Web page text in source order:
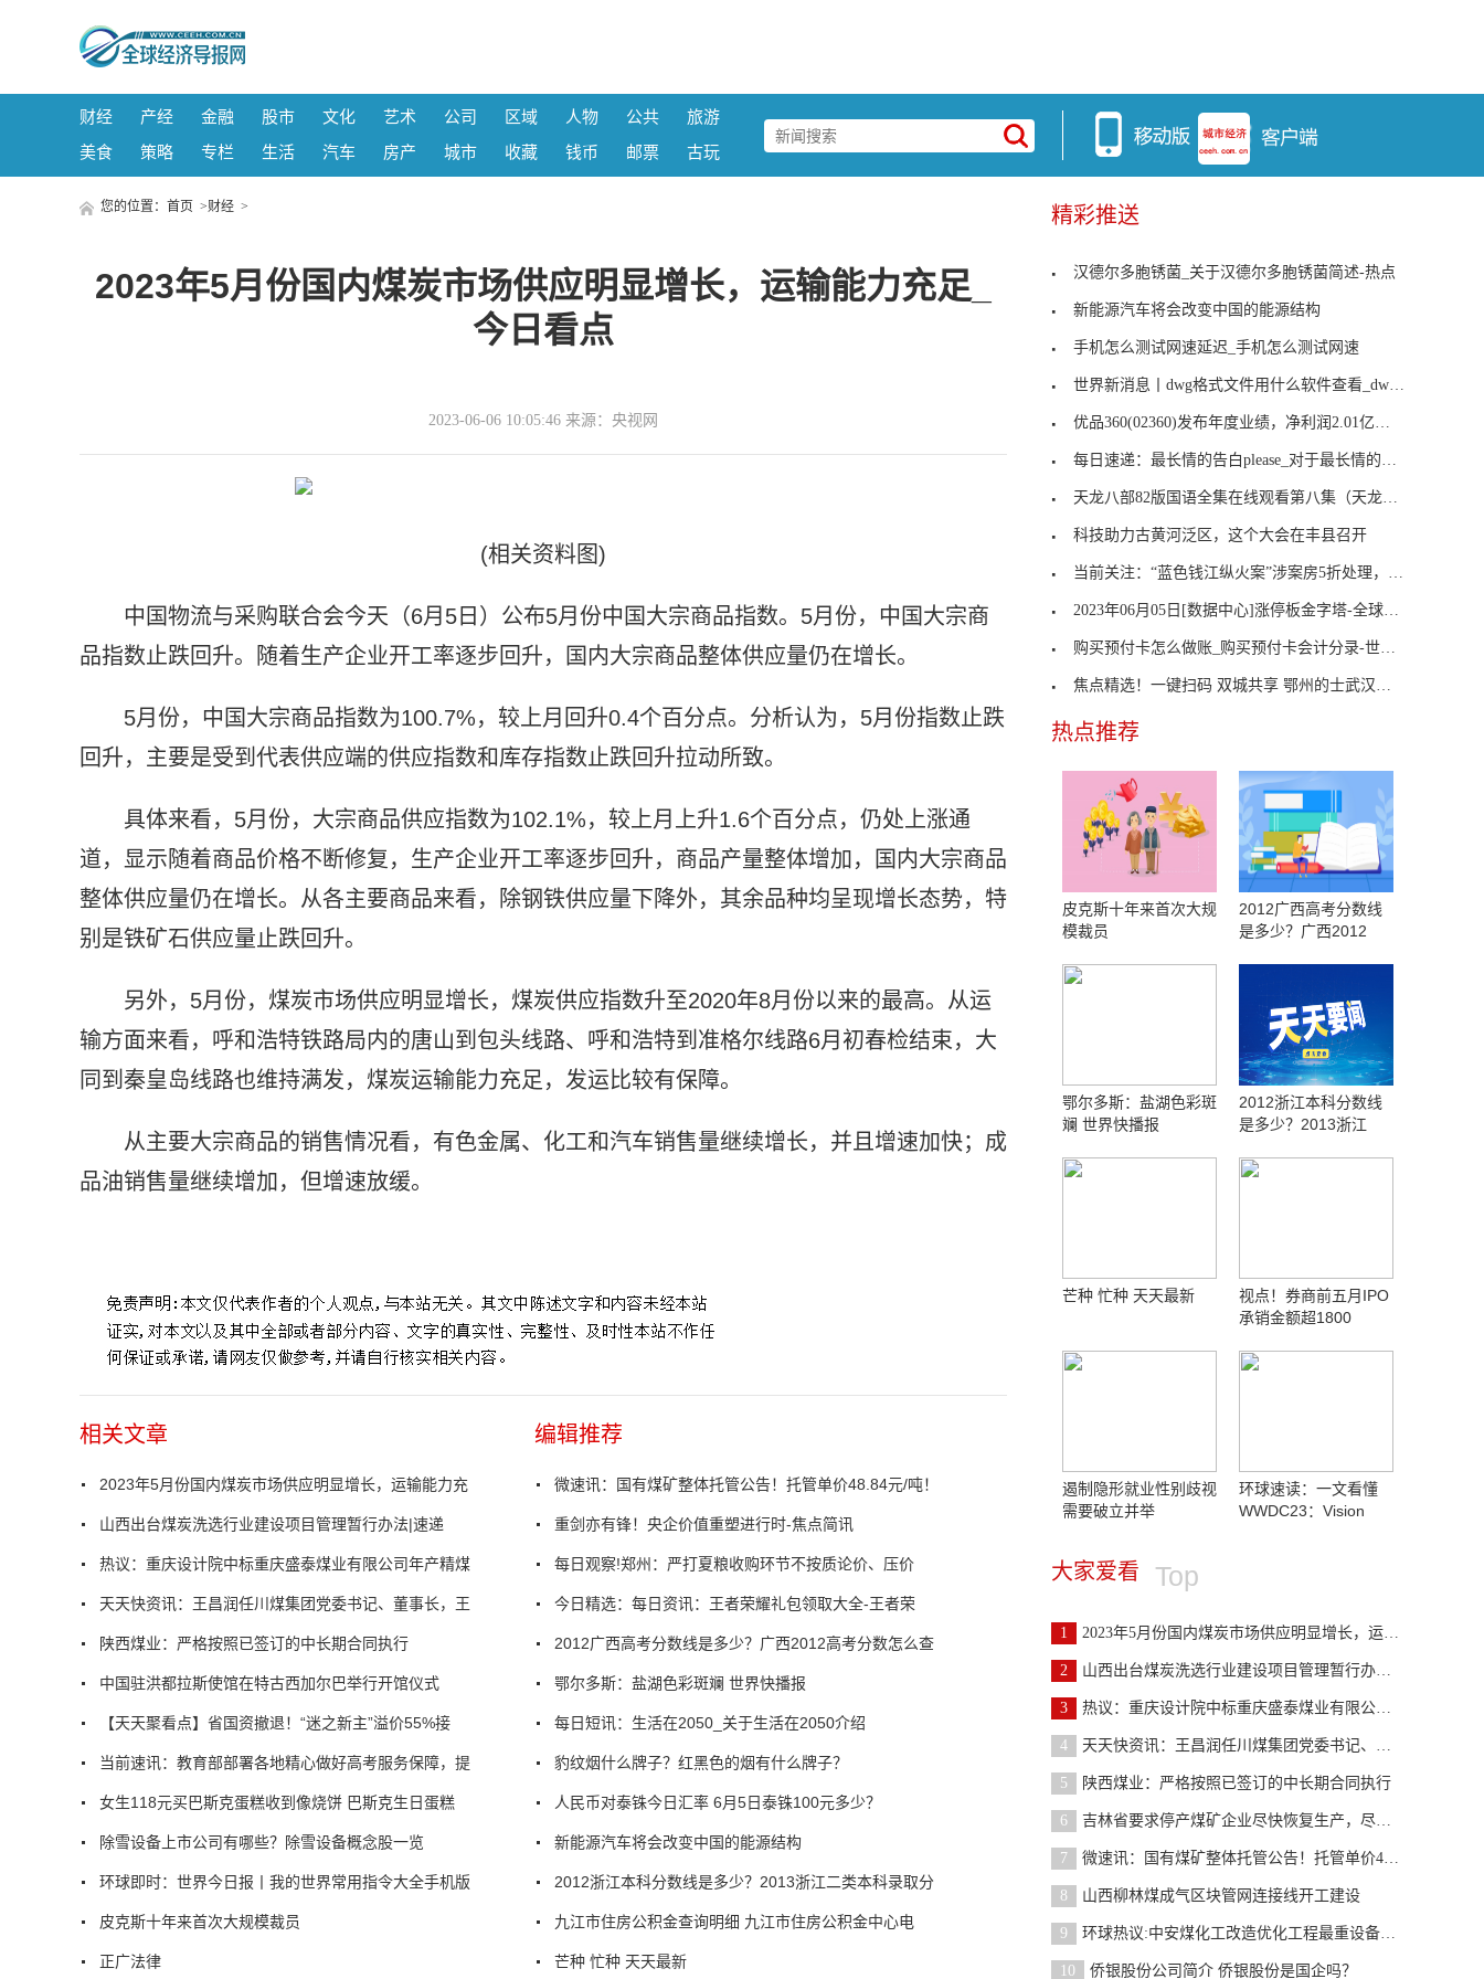
财经 产经 金融 股市 文化 艺术 公司 区域 人物 公共
旅游
美食
策略 专栏 生活 汽车 房产 城市 收藏 钱币 邮票 古玩
您的位置： 首页 >财经 >
2023年5月份国内煤炭市场供应明显增长，运输能力充足_
今日看点
2023-06-06 10:05:46 来源：央视网
(相关资料图)
中国物流与采购联合会今天（6月5日）公布5月份中国大宗商品指数。5月份，中国大宗商
品指数止跌回升。随着生产企业开工率逐步回升，国内大宗商品整体供应量仍在增长。
5月份，中国大宗商品指数为100.7%，较上月回升0.4个百分点。分析认为，5月份指数止跌
回升，主要是受到代表供应端的供应指数和库存指数止跌回升拉动所致。
具体来看，5月份，大宗商品供应指数为102.1%，较上月上升1.6个百分点，仍处上涨通
道，显示随着商品价格不断修复，生产企业开工率逐步回升，商品产量整体增加，国内大宗商品
整体供应量仍在增长。从各主要商品来看，除钢铁供应量下降外，其余品种均呈现增长态势，特
别是铁矿石供应量止跌回升。
另外，5月份，煤炭市场供应明显增长，煤炭供应指数升至2020年8月份以来的最高。从运
输方面来看，呼和浩特铁路局内的唐山到包头线路、呼和浩特到准格尔线路6月初春检结束，大
同到秦皇岛线路也维持满发，煤炭运输能力充足，发运比较有保障。
从主要大宗商品的销售情况看，有色金属、化工和汽车销售量继续增长，并且增速加快；成
品油销售量继续增加，但增速放缓。
相关文章
2023年5月份国内煤炭市场供应明显增长，运输能力充
山西出台煤炭洗选行业建设项目管理暂行办法|速递
热议：重庆设计院中标重庆盛泰煤业有限公司年产精煤
天天快资讯：王昌润任川煤集团党委书记、董事长，王
陕西煤业：严格按照已签订的中长期合同执行
中国驻洪都拉斯使馆在特古西加尔巴举行开馆仪式
【天天聚看点】省国资撤退！“迷之新主”溢价55%接
当前速讯：教育部部署各地精心做好高考服务保障，提
女生118元买巴斯克蛋糕收到像烧饼 巴斯克生日蛋糕
除雪设备上市公司有哪些？除雪设备概念股一览
环球即时：世界今日报丨我的世界常用指令大全手机版
皮克斯十年来首次大规模裁员
正广法律
编辑推荐
微速讯：国有煤矿整体托管公告！托管单价48.84元/吨！
重剑亦有锋！央企价值重塑进行时-焦点简讯
每日观察!郑州：严打夏粮收购环节不按质论价、压价
今日精选：每日资讯：王者荣耀礼包领取大全-王者荣
2012广西高考分数线是多少？广西2012高考分数怎么查
鄂尔多斯：盐湖色彩斑斓 世界快播报
每日短讯：生活在2050_关于生活在2050介绍
豹纹烟什么牌子？红黑色的烟有什么牌子？
人民币对泰铢今日汇率 6月5日泰铢100元多少？
新能源汽车将会改变中国的能源结构
2012浙江本科分数线是多少？2013浙江二类本科录取分
九江市住房公积金查询明细 九江市住房公积金中心电
芒种 忙种 天天最新
精彩推送
汉德尔多胞锈菌_关于汉德尔多胞锈菌简述-热点
新能源汽车将会改变中国的能源结构
手机怎么测试网速延迟_手机怎么测试网速
世界新消息丨dwg格式文件用什么软件查看_dwg格式文
优品360(02360)发布年度业绩，净利润2.01亿港元，同
每日速递：最长情的告白please_对于最长情的告白ple
天龙八部82版国语全集在线观看第八集（天龙八部82版
科技助力古黄河泛区，这个大会在丰县召开
当前关注：“蓝色钱江纵火案”涉案房5折处理，只卖2
2023年06月05日[数据中心]涨停板金字塔-全球即时看
购买预付卡怎么做账_购买预付卡会计分录-世界滚动
焦点精选！一键扫码 双城共享 鄂州的士武汉加气
热点推荐
皮克斯十年来首次大规
模裁员
2012广西高考分数线
是多少？广西2012
鄂尔多斯：盐湖色彩斑
斓 世界快播报
2012浙江本科分数线
是多少？2013浙江
芒种 忙种 天天最新
视点！券商前五月IPO
承销金额超1800
遏制隐形就业性别歧视
需要破立并举
环球速读：一文看懂
WWDC23：Vision
大家爱看 Top
1 2023年5月份国内煤炭市场供应明显增长，运输能力充
2 山西出台煤炭洗选行业建设项目管理暂行办法|速递
3 热议：重庆设计院中标重庆盛泰煤业有限公司年产精煤
4 天天快资讯：王昌润任川煤集团党委书记、董事长，王
5 陕西煤业：严格按照已签订的中长期合同执行
6 吉林省要求停产煤矿企业尽快恢复生产，尽快复产出煤
7 微速讯：国有煤矿整体托管公告！托管单价48.84元/吨！
8 山西柳林煤成气区块管网连接线开工建设
9 环球热议:中安煤化工改造优化工程最重设备顺利吊装
10 侨银股份公司简介 侨银股份是国企吗？